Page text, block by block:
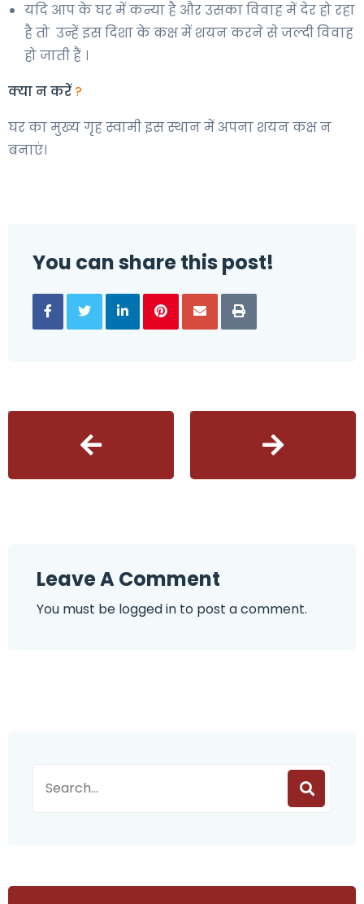
यदि आप के घर में कन्या है और उसका विवाह में देर हो रहा
है तो उन्हें इस दिशा के कक्ष में शयन करने से जल्दी विवाह
हो जाती हैं ।
क्या न करें?
घर का मुख्य गृह स्वामी इस स्थान में अपना शयन कक्ष न
बनाएं।
You can share this post!
Leave A Comment
You must be logged in to post a comment.